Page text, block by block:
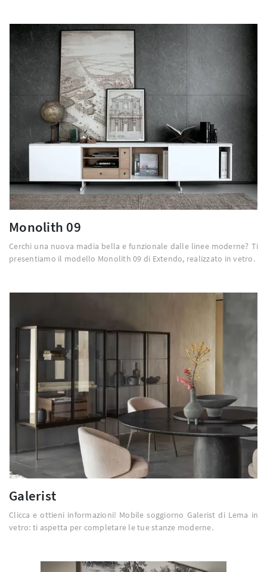
Monolith 09
Cerchi una nuova madia bella e funzionale dalle linee moderne? Ti
presentiamo il modello Monolith 09 di Extendo, realizzato in vetro.
Galerist
Clicca e ottieni informazioni! Mobile soggiorno Galerist di Lema in
vetro: ti aspetta per completare le tue stanze moderne.